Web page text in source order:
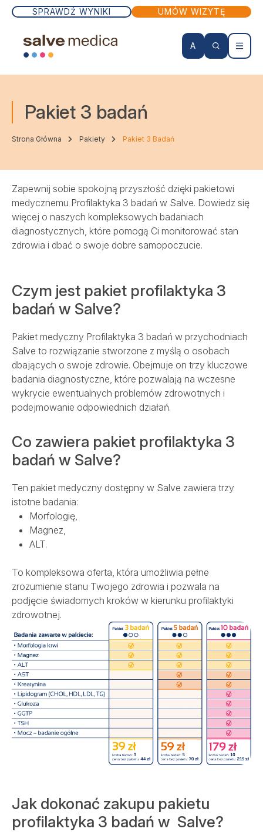
SPRAWDŹ WYNIKI UMÓW WIZYTĘ
A
Wizyty lekarskie
Zabiegi
Lekarze
Porody
Dla firm
Przychodnie
SALVE ONKOLOGIA
REHABILITACJA
OPIEKA DOMOWA
SALVE MEDICA ŁÓDŹ
SALVE MEDICA WARSZAWA
Pakiet 3 badań
Strona Główna Pakiety Pakiet 3 Badań
Zapewnij sobie spokojną przyszłość dzięki pakietowi
medycznemu Profilaktyka 3 badań w Salve. Dowiedz się
więcej o naszych kompleksowych badaniach
diagnostycznych, które pomogą Ci monitorować stan
zdrowia i dbać o swoje dobre samopoczucie.
Czym jest pakiet profilaktyka 3
badań w Salve?
Pakiet medyczny Profilaktyka 3 badań w przychodniach
Salve to rozwiązanie stworzone z myślą o osobach
dbających o swoje zdrowie. Obejmuje on trzy kluczowe
badania diagnostyczne, które pozwalają na wczesne
wykrycie ewentualnych problemów zdrowotnych i
podejmowanie odpowiednich działań.
Co zawiera pakiet profilaktyka 3
badań w Salve?
Ten pakiet medyczny dostępny w Salve zawiera trzy
istotne badania:
Morfologię,
Magnez,
ALT.
To kompleksowa oferta, która umożliwia pełne
zrozumienie stanu Twojego zdrowia i pozwala na
podjęcie świadomych kroków w kierunku profilaktyki
zdrowotnej.
Jak dokonać zakupu pakietu
profilaktyka 3 badań w Salve?